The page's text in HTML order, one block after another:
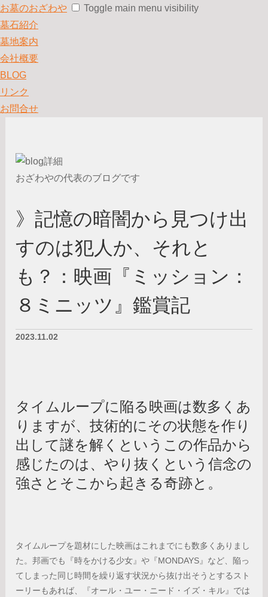
お墓のおざわや
Toggle main menu visibility
墓石紹介
墓地案内
会社概要
BLOG
リンク
お問合せ
おざわやの代表のブログです
》記憶の暗闇から見つけ出
すのは犯人か、それと
も？：映画『ミッション：
８ミニッツ』鑑賞記
2023.11.02
タイムループに陥る映画は数多くあ
りますが、技術的にその状態を作り
出して謎を解くというこの作品から
感じたのは、やり抜くという信念の
強さとそこから起きる奇跡と。
タイムループを題材にした映画はこれまでにも数多くありまし
た。邦画でも『時をかける少女』や『MONDAYS』など、陥っ
てしまった同じ時間を繰り返す状況から抜け出そうとするスト
ーリーもあれば、『オール・ユー・ニード・イズ・キル』では